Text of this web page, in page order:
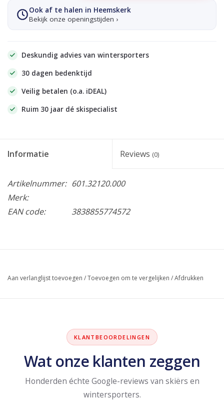
Ook af te halen in Heemskerk
Bekijk onze openingstijden ›
Deskundig advies van wintersporters
30 dagen bedenktijd
Veilig betalen (o.a. iDEAL)
Ruim 30 jaar dé skispecialist
Informatie Reviews (0)
Artikelnummer: 601.32120.000
Merk:
EAN code:
3838855774572
Aan verlanglijst toevoegen /Toevoegen om te vergelijken /Afdrukken
KLANTBEOORDELINGEN
Wat onze klanten zeggen
Honderden échte Google-reviews van skiërs en
wintersporters.